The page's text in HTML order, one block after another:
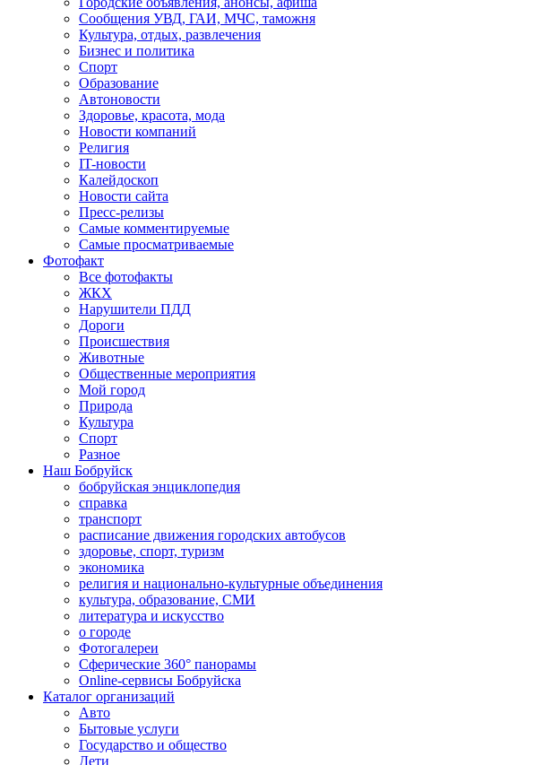
Сообщения УВД, ГАИ, МЧС, таможня
Культура, отдых, развлечения
Бизнес и политика
Спорт
Образование
Автоновости
Здоровье, красота, мода
Новости компаний
Религия
IT-новости
Калейдоскоп
Новости сайта
Пресс-релизы
Самые комментируемые
Самые просматриваемые
Фотофакт
Все фотофакты
ЖКХ
Нарушители ПДД
Дороги
Происшествия
Животные
Общественные мероприятия
Мой город
Природа
Культура
Спорт
Разное
Наш Бобруйск
бобруйская энциклопедия
справка
транспорт
расписание движения городских автобусов
здоровье, спорт, туризм
экономика
религия и национально-культурные объединения
культура, образование, СМИ
литература и искусство
о городе
Фотогалереи
Сферические 360° панорамы
Online-сервисы Бобруйска
Каталог организаций
Авто
Бытовые услуги
Государство и общество
Дети